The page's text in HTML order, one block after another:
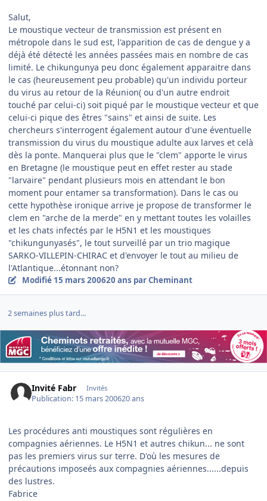
Salut,
Le moustique vecteur de transmission est présent en
métropole dans le sud est, l'apparition de cas de dengue y a
déjà été détecté les années passées mais en nombre de cas
limité. Le chikungunya peu donc également apparaitre dans
le cas (heureusement peu probable) qu'un individu porteur
du virus au retour de la Réunion( ou d'un autre endroit
touché par celui-ci) soit piqué par le moustique vecteur et que
celui-ci pique des êtres "sains" et ainsi de suite. Les
chercheurs s'interrogent également autour d'une éventuelle
transmission du virus du moustique adulte aux larves et celà
dès la ponte. Manquerai plus que le "clem" apporte le virus
en Bretagne (le moustique peut en effet rester au stade
"larvaire" pendant plusieurs mois en attendant le bon
moment pour entamer sa transformation). Dans le cas ou
cette hypothèse ironique arrive je propose de transformer le
clem en "arche de la merde" en y mettant toutes les volailles
et les chats infectés par le H5N1 et les moustiques
"chikungunyasés", le tout surveillé par un trio magique
SARKO-VILLEPIN-CHIRAC et d'envoyer le tout au milieu de
l'Atlantique...étonnant non?
Modifié 15 mars 200620 ans par Cheminant
2 semaines plus tard...
Invité Fabr Invités
Publication: 15 mars 200620 ans
Les procédures anti moustiques sont régulières en
compagnies aériennes. Le H5N1 et autres chikun... ne sont
pas les premiers virus sur terre. D'où les mesures de
précautions imposeés aux compagnies aériennes......depuis
des lustres.
Fabrice